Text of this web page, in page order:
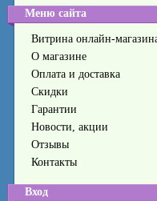
Меню сайта
Витрина онлайн-
О магазине
Оплата и доставка
Скидки
Гарантии
Новости, акции
Отзывы
Контакты
Вход